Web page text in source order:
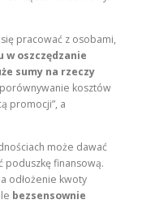
pracować z osobami,
w oszczędzanie
sumy na rzeczy
porównywanie kosztów
promocji”, a
może dawać
poduszkę finansową.
odłożenie kwoty
bezsensownie